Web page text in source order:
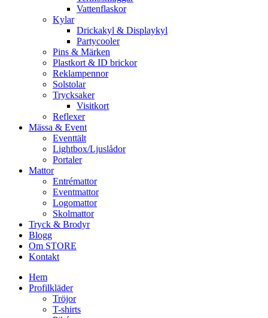
Vattenflaskor
Kylar
Drickakyl & Displaykyl
Partycooler
Pins & Märken
Plastkort & ID brickor
Reklampennor
Solstolar
Trycksaker
Visitkort
Reflexer
Mässa & Event
Eventtält
Lightbox/Ljuslådor
Portaler
Mattor
Entrémattor
Eventmattor
Logomattor
Skolmattor
Tryck & Brodyr
Blogg
Om STORE
Kontakt
Hem
Profilkläder
Tröjor
T-shirts